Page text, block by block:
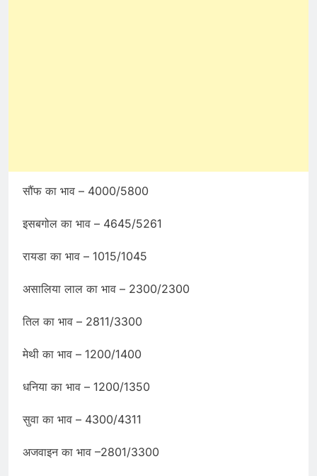
सौंफ का भाव – 4000/5800
इसबगोल का भाव – 4645/5261
रायडा का भाव – 1015/1045
असालिया लाल का भाव – 2300/2300
तिल का भाव – 2811/3300
मेथी का भाव – 1200/1400
धनिया का भाव – 1200/1350
सुवा का भाव – 4300/4311
अजवाइन का भाव –2801/3300